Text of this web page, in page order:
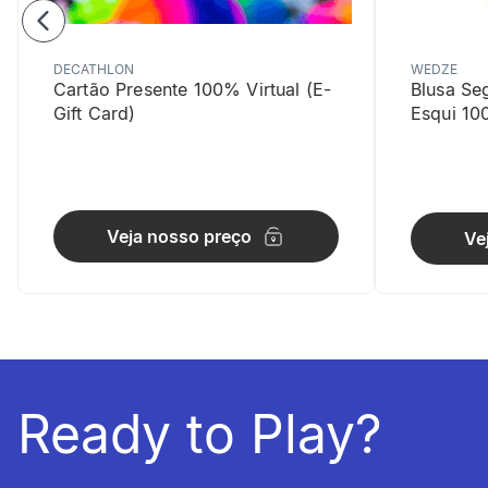
Corte
DECATHLON
Cartão Presente 100% Virtual (E-
Gift Card)
Veja nosso preço
WEDZE
Blusa
Esqui
Ready to Play?